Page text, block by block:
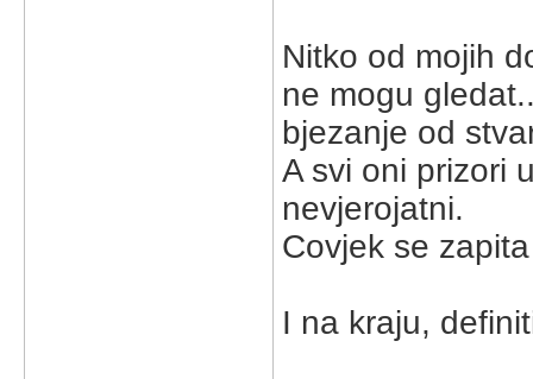
Nitko od mojih
ne mogu
bjezanje od
A svi oni prizori
nevjerojatni.
Covjek se
I na kraju,